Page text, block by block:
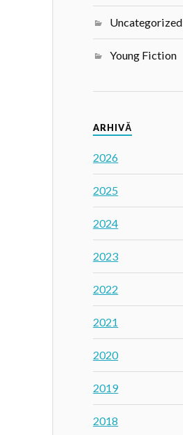
Uncategorized
Young Fiction
ARHIVĂ
2026
2025
2024
2023
2022
2021
2020
2019
2018